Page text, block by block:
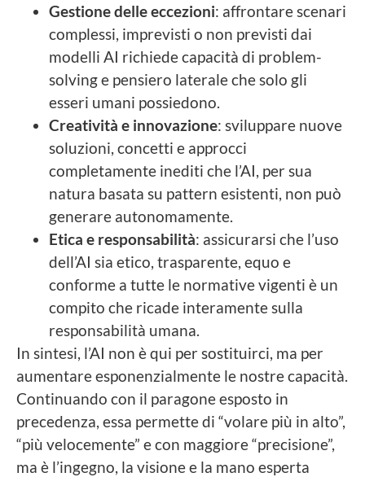
Gestione delle eccezioni: affrontare scenari
complessi, imprevisti o non previsti dai
modelli AI richiede capacità di problem-
solving e pensiero laterale che solo gli
esseri umani possiedono.
Creatività e innovazione: sviluppare nuove
soluzioni, concetti e approcci
completamente inediti che l’AI, per sua
natura basata su pattern esistenti, non può
generare autonomamente.
Etica e responsabilità: assicurarsi che l’uso
dell’AI sia etico, trasparente, equo e
conforme a tutte le normative vigenti è un
compito che ricade interamente sulla
responsabilità umana.
In sintesi, l’AI non è qui per sostituirci, ma per
aumentare esponenzialmente le nostre capacità.
Continuando con il paragone esposto in
precedenza, essa permette di “volare più in alto”,
“più velocemente” e con maggiore “precisione”,
ma è l’ingegno, la visione e la mano esperta